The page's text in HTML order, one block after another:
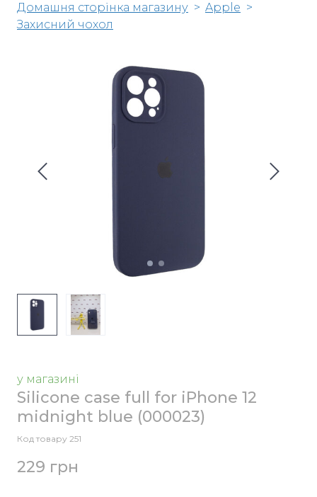
Домашня сторінка магазину
Apple
Захисний чохол
у магазині
Silicone case full for iPhone 12
midnight blue (000023)
Код товару 251
229 грн